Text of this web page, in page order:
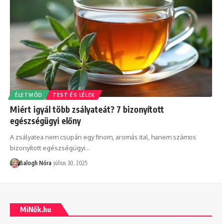
ÉLETMÓD TEST ÉS LÉLEK
Miért igyál több zsályateát? 7 bizonyított
egészségügyi előny
A zsályatea nem csupán egy finom, aromás ital, hanem számos
bizonyított egészségügyi…
Balogh Nóra július 30, 2025
MiNők.hu